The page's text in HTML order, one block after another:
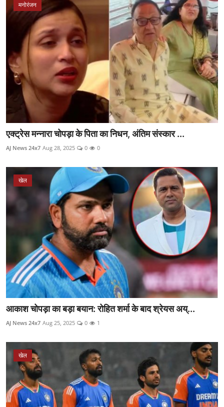
मनोरंजन
एक्ट्रेस मन्नारा चोपड़ा के पिता का निधन, अंतिम संस्कार ...
AJ News 24x7 Aug 28, 2025 0 0
खेल
आकाश चोपड़ा का बड़ा बयान: रोहित शर्मा के बाद श्रेयस अय्...
AJ News 24x7 Aug 25, 2025 0 1
खेल